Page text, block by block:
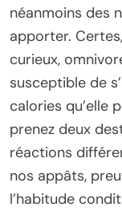
néanmoins des
apporter.
curieux,
susceptible de
calories qu’elle
prenez deux
réactions
nos appâts,
l’habitude